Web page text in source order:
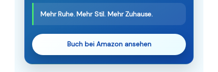
Mehr Ruhe. Mehr Stil. Mehr Zuhause.
Buch bei Amazon ansehen